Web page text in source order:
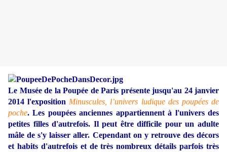
Le Musée de la Poupée de Paris présente jusqu'au 24 janvier
2014 l'exposition Minuscules, l’univers ludique des poupées de
poche. Les poupées anciennes appartiennent à l'univers des
petites filles d'autrefois. Il peut être difficile pour un adulte
mâle de s'y laisser aller. Cependant on y retrouve des décors
et habits d'autrefois et de très nombreux détails parfois très